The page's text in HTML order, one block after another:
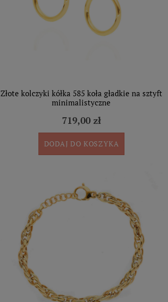
Złote kolczyki kółka 585 koła gładkie na sztyft
minimalistyczne
719,00 zł
DODAJ DO KOSZYKA